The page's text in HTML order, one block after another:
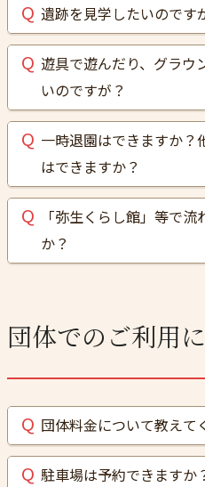
遺跡を見学したいのです
遊具で遊んだり、グラウ
いのですが？
一時退園はできますか？
はできますか？
「弥生くらし館」等で
か？
団体でのご利用
団体料金について教えて
駐車場は予約できますか